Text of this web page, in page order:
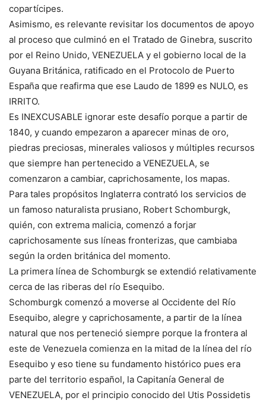
copartícipes.
Asimismo, es relevante revisitar los documentos de apoyo
al proceso que culminó en el Tratado de Ginebra, suscrito
por el Reino Unido, VENEZUELA y el gobierno local de la
Guyana Británica, ratificado en el Protocolo de Puerto
España que reafirma que ese Laudo de 1899 es NULO, es
IRRITO.
Es INEXCUSABLE ignorar este desafío porque a partir de
1840, y cuando empezaron a aparecer minas de oro,
piedras preciosas, minerales valiosos y múltiples recursos
que siempre han pertenecido a VENEZUELA, se
comenzaron a cambiar, caprichosamente, los mapas.
Para tales propósitos Inglaterra contrató los servicios de
un famoso naturalista prusiano, Robert Schomburgk,
quién, con extrema malicia, comenzó a forjar
caprichosamente sus líneas fronterizas, que cambiaba
según la orden británica del momento.
La primera línea de Schomburgk se extendió relativamente
cerca de las riberas del río Esequibo.
Schomburgk comenzó a moverse al Occidente del Río
Esequibo, alegre y caprichosamente, a partir de la línea
natural que nos perteneció siempre porque la frontera al
este de Venezuela comienza en la mitad de la línea del río
Esequibo y eso tiene su fundamento histórico pues era
parte del territorio español, la Capitanía General de
VENEZUELA, por el principio conocido del Utis Possidetis